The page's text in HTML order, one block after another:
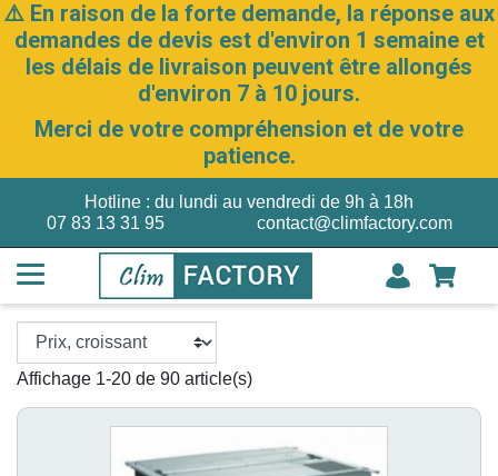
⚠️ En raison de la forte demande, la réponse aux
demandes de devis est d'environ 1 semaine et
les délais de livraison peuvent être allongés
d'environ 7 à 10 jours.
Merci de votre compréhension et de votre
patience.
07 83 13 31 95
Hotline : du lundi au vendredi de 9h à 18h
contact@climfactory.com
Affichage 1-20 de 90 article(s)